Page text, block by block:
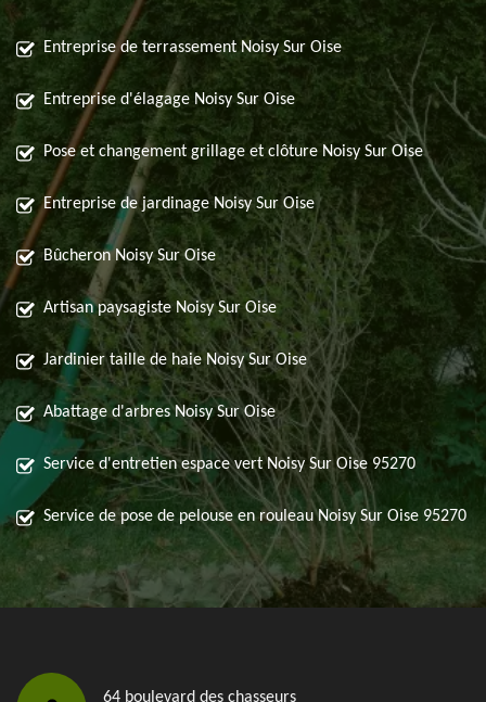
Entreprise de terrassement Noisy Sur Oise
Entreprise d'élagage Noisy Sur Oise
Pose et changement grillage et clôture Noisy Sur Oise
Entreprise de jardinage Noisy Sur Oise
Bûcheron Noisy Sur Oise
Artisan paysagiste Noisy Sur Oise
Jardinier taille de haie Noisy Sur Oise
Abattage d'arbres Noisy Sur Oise
Service d'entretien espace vert Noisy Sur Oise 95270
Service de pose de pelouse en rouleau Noisy Sur Oise 95270
64 boulevard des chasseurs